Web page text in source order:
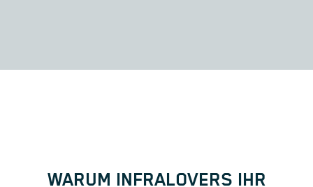
WARUM INFRALOVERS IHR